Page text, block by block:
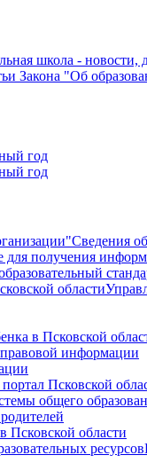
школа -
Закона "Об
год
год
Сведения
для получения